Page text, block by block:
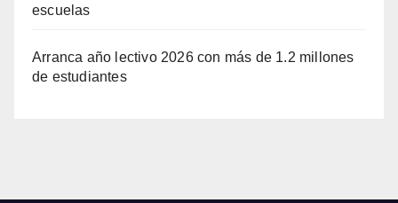
escuelas
Arranca año lectivo 2026 con más de 1.2 millones
de estudiantes